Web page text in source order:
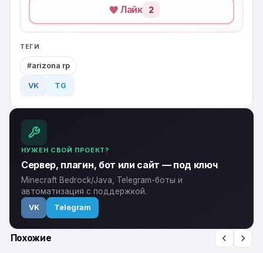
Лайк 2
ТЕГИ
arizona rp
VK TG
НУЖЕН СВОЙ ПРОЕКТ?
Сервер, плагин, бот или сайт — под ключ
Minecraft Bedrock/Java, Telegram-боты и
автоматизация с поддержкой.
VK Telegram
Похожие